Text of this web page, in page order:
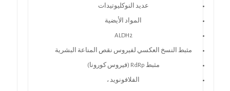
عديد النوكليوتيدات
المواد الأيضية
ALDH2
مثبط النسخ العكسي لفيروس نقص المناعة البشرية
مثبط RdRp (فيروس كورونا)
الفلافونويد ،